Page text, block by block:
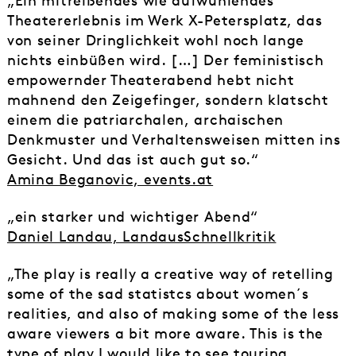
Theatererlebnis im Werk X-Petersplatz, das
von seiner Dringlichkeit wohl noch lange
nichts einbüßen wird. […] Der feministisch
empowernder Theaterabend hebt nicht
mahnend den Zeigefinger, sondern klatscht
einem die patriarchalen, archaischen
Denkmuster und Verhaltensweisen mitten ins
Gesicht. Und das ist auch gut so.“
Amina Beganovic, events.at
„ein starker und wichtiger Abend“
Daniel Landau, LandausSchnellkritik
„The play is really a creative way of retelling
some of the sad statistcs about women´s
realities, and also of making some of the less
aware viewers a bit more aware. This is the